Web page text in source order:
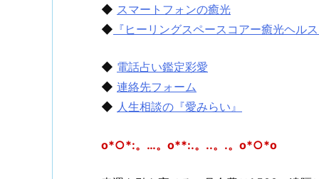
◆ スマートフォンの癒光
◆ 『ヒーリングスペースコアー癒光ヘル
◆ 電話占い鑑定彩愛
◆ 連絡先フォーム
◆ 人生相談の『愛みらい』
o*○*:。…。o**:.。..。.。o*○*o